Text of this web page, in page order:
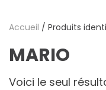
Accueil / Produits
MARIO
Voici le seul